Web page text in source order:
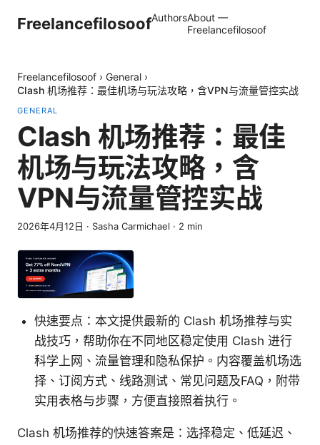
FreelancefilosoofAuthorsAbout —
Freelancefilosoof
Freelancefilosoof › General ›
Clash 机场推荐：最佳机场与玩法攻略，含VPN与流量管控实战
GENERAL
Clash 机场推荐：最佳
机场与玩法攻略，含
VPN与流量管控实战
2026年4月12日 · Sasha Carmichael · 2 min
快速要点：本文提供最新的 Clash 机场推荐与实
战技巧，帮助你在不同地区稳定使用 Clash 进行
科学上网、流量管理和隐私保护。内容覆盖机场选
择、订阅方式、线路测试、常见问题及FAQ，附带
实用表格与步骤，方便直接照着执行。
Clash 机场推荐的快速答案是：选择稳定、低延迟、